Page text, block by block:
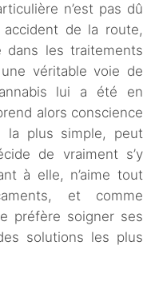
n’est pas dû
accident de la route,
dans les traitements
véritable voie de
lui a été en
alors conscience
la plus simple, peut
de vraiment s’y
à elle, n’aime tout
et comme
préfère soigner ses
solutions les plus